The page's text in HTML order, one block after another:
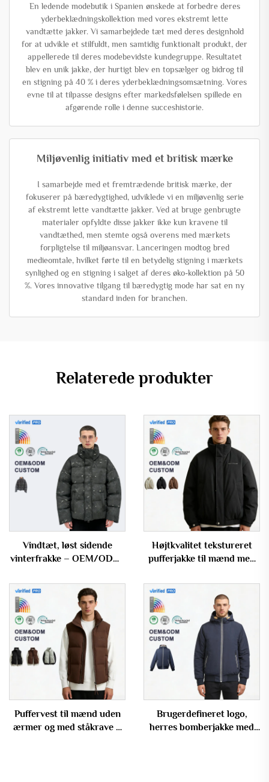
En ledende modebutik i Spanien ønskede at forbedre deres
yderbeklædningskollektion med vores ekstremt lette
vandtætte jakker. Vi samarbejdede tæt med deres designhold
for at udvikle et stilfuldt, men samtidig funktionalt produkt, der
appellerede til deres modebevidste kundegruppe. Resultatet
blev en unik jakke, der hurtigt blev en topsælger og bidrog til
en stigning på 40 % i deres yderbeklædningsomsætning. Vores
evne til at tilpasse designs efter markedsfølelsen spillede en
afgørende rolle i denne succeshistorie.
Miljøvenlig initiativ med et britisk mærke
I samarbejde med et fremtrædende britisk mærke, der
fokuserer på bæredygtighed, udviklede vi en miljøvenlig serie
af ekstremt lette vandtætte jakker. Ved at bruge genbrugte
materialer opfyldte disse jakker ikke kun kravene til
vandtæthed, men stemte også overens med mærkets
forpligtelse til miljøansvar. Lanceringen modtog bred
medieomtale, hvilket førte til en betydelig stigning i mærkets
synlighed og en stigning i salget af deres øko-kollektion på 50
%. Vores innovative tilgang til bæredygtig mode har sat en ny
standard inden for branchen.
Relaterede produkter
Vindtæt, løst sidende
vinterfrakke – OEM/ODM-
fyldjakke
Højtkvalitet tekstureret
pufferjakke til mænd med
mængder med
brugerdefineret logo
Puffervest til mænd uden
ærmer og med ståkrave –
Brugerdefineret logo,
herres bomberjakke med